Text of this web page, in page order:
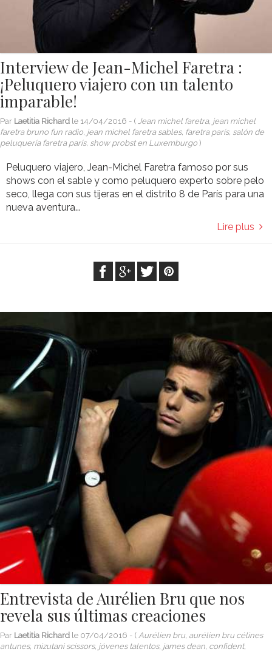
Interview de Jean-Michel Faretra :
¡Peluquero viajero con un talento
imparable!
Par Laetitia Richard le 14/04/2016 - ( Jean michel faretra, jean michel
faretra bruno fun radio, jean michel faretra sables, faretra parís, salón de
peluquería faretra parís, show probst en Luxemburgo )
Peluquero viajero, Jean-Michel Faretra famoso por sus
shows con el sable y como peluquero experto sobre pelo
seco, llega con sus tijeras en el distrito 8 de París para una
nueva aventura...
Lire plus
Entrevista de Aurélien Bru que nos
revela sus últimas creaciones
Par Laetitia Richard le 07/04/2016 - ( Aurélien bru, aurélien bru célines
antunes, mizutani scissors, jóvenes talentos, james dean, confident,